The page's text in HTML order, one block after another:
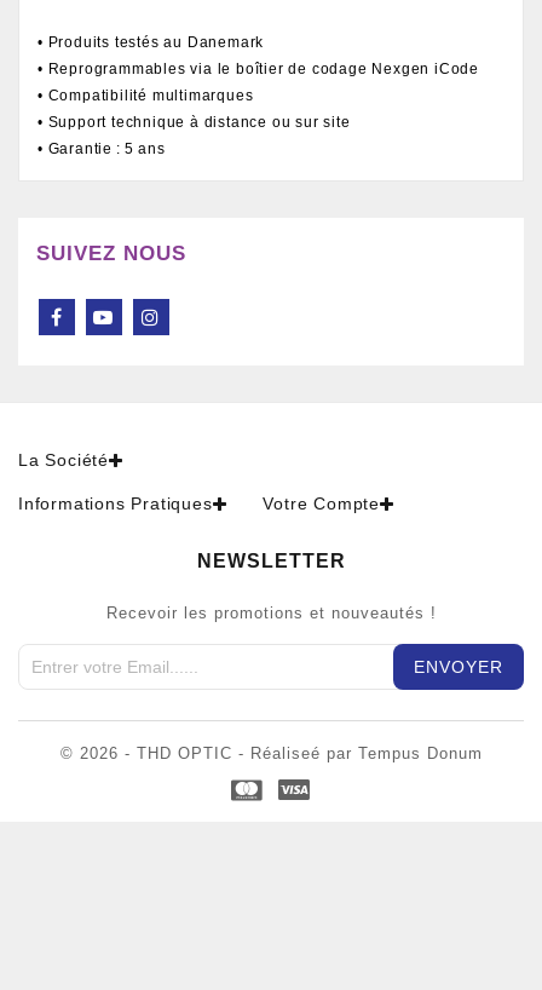
• Produits testés au Danemark
• Reprogrammables via le boîtier de codage Nexgen iCode
• Compatibilité multimarques
• Support technique à distance ou sur site
• Garantie : 5 ans
SUIVEZ NOUS
La Société
Informations Pratiques Votre Compte
NEWSLETTER
Recevoir les promotions et nouveautés !
© 2026 - THD OPTIC - Réaliseé par Tempus Donum